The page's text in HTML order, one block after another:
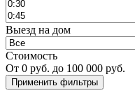
Выезд на дом
Стоимость
От 0 руб. до 100 000 руб.